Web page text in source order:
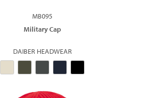
MB095
Military Cap
DAIBER HEADWEAR